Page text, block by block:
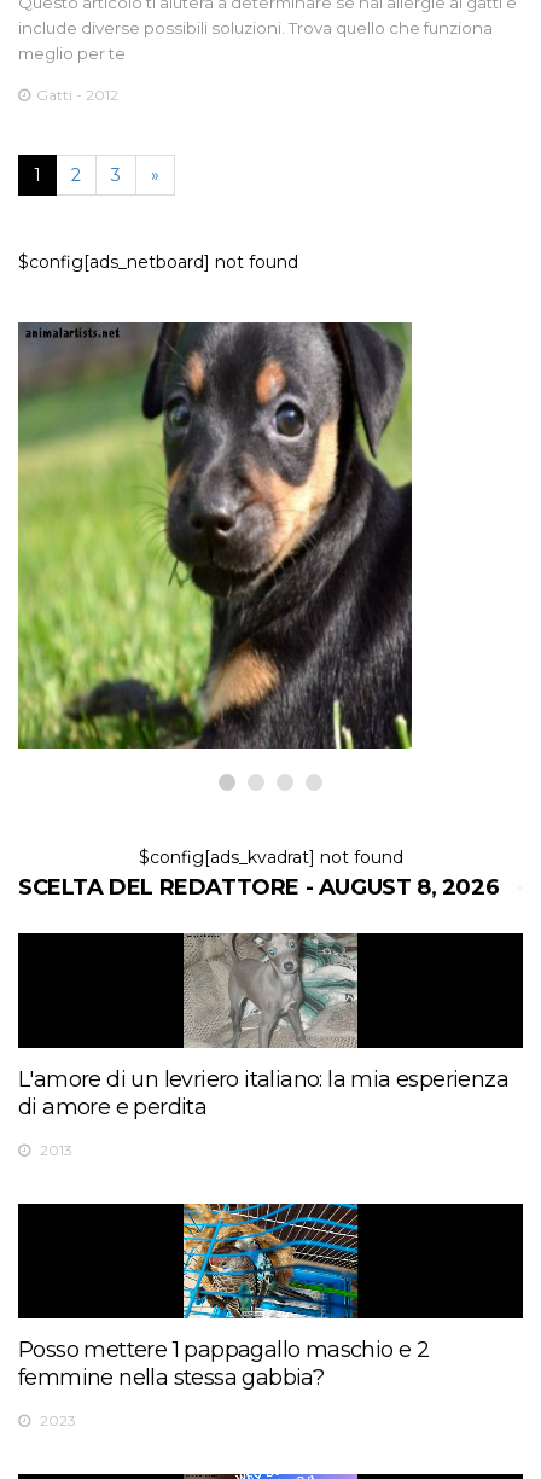
include diverse possibili soluzioni. Trova quello che funziona
meglio per te
Gatti - 2012
1 2 3 »
$config[ads_netboard] not found
Il Pinscher in miniatura, il re dei
giocattoli
8,2026
$config[ads_kvadrat] not found
SCELTA DEL REDATTORE - AUGUST 8, 2026
L'amore di un levriero italiano: la mia esperienza
di amore e perdita
2013
Posso mettere 1 pappagallo maschio e 2
femmine nella stessa gabbia?
2023